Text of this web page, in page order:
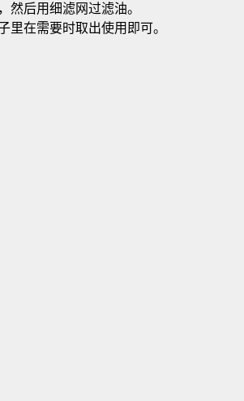
然后用细滤网过滤油。
里在需要时取出使用即可。